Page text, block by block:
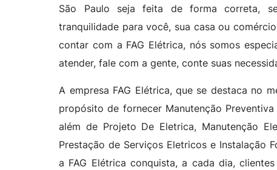
São Paulo seja feita de forma correta,
tranquilidade para você, sua casa ou
contar com a FAG Elétrica, nós somos
atender, fale com a gente, conte suas
A empresa FAG Elétrica, que se destaca no
propósito de fornecer Manutenção
além de Projeto De Eletrica, Manutenção
Prestação de Serviços Eletricos e Instalação
a FAG Elétrica conquista, a cada dia,